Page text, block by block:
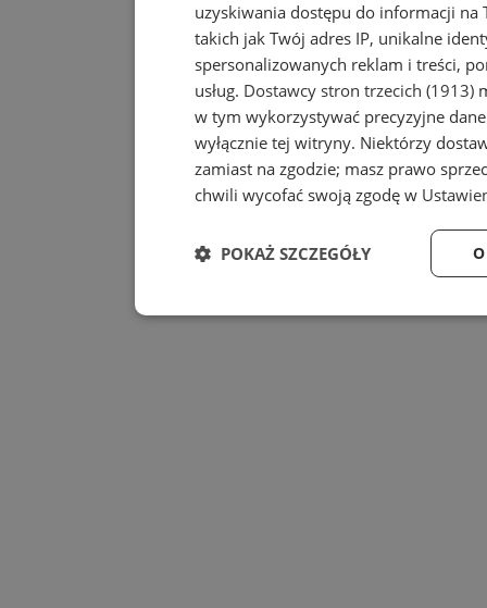
uzyskiwania dostępu do informacji
takich jak Twój adres IP, unikalne
spersonalizowanych reklam i treści,
usług. Dostawcy stron trzecich (1913)
w tym wykorzystywać precyzyjne
wyłącznie tej witryny. Niektórzy
zamiast na zgodzie; masz prawo
chwili wycofać swoją zgodę w
POKAŻ SZCZEGÓŁY
Niezbędne Wydajność